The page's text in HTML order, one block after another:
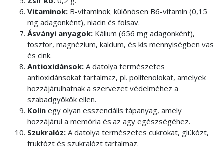
Vitaminok: B-vitaminok, különösen B6-vitamin (0,15
mg adagonként), niacin és folsav.
Ásványi anyagok: Kálium (656 mg adagonként),
foszfor, magnézium, kalcium, és kis mennyiségben vas
és cink.
Antioxidánsok: A datolya természetes
antioxidánsokat tartalmaz, pl. polifenolokat, amelyek
hozzájárulhatnak a szervezet védelméhez a
szabadgyökök ellen.
Kolin egy olyan esszenciális tápanyag, amely
hozzájárul a memória és az agy egészségéhez.
Szukralóz: A datolya természetes cukrokat, glükózt,
fruktózt és szukralózt tartalmaz.